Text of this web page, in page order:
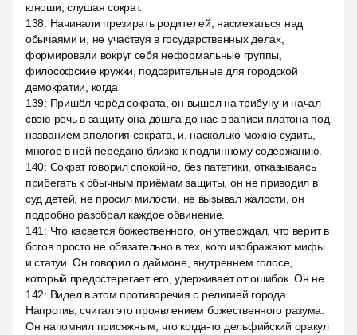
юноши, слушая сократ.
138: Начинали презирать родителей, насмехаться над
обычаями и, не участвуя в государственных делах,
формировали вокруг себя неформальные группы,
философские кружки, подозрительные для городской
демократии, когда
139: Пришёл черёд сократа, он вышел на трибуну и начал
свою речь в защиту она дошла до нас в записи платона под
названием апология сократа, и, насколько можно судить,
многое в ней передано близко к подлинному содержанию.
140: Сократ говорил спокойно, без патетики, отказываясь
прибегать к обычным приёмам защиты, он не приводил в
суд детей, не просил милости, не вызывал жалости, он
подробно разобрал каждое обвинение.
141 : Что касается божественного, он утверждал, что верит в
богов просто не обязательно в тех, кого изображают мифы
и статуи. Он говорил о даймоне, внутреннем голосе,
который предостерегает его, удерживает от ошибок. Он не
142: Видел в этом противоречия с религией города.
Напротив, считал это проявлением божественного разума.
Он напомнил присяжным, что когда-то дельфийский оракул